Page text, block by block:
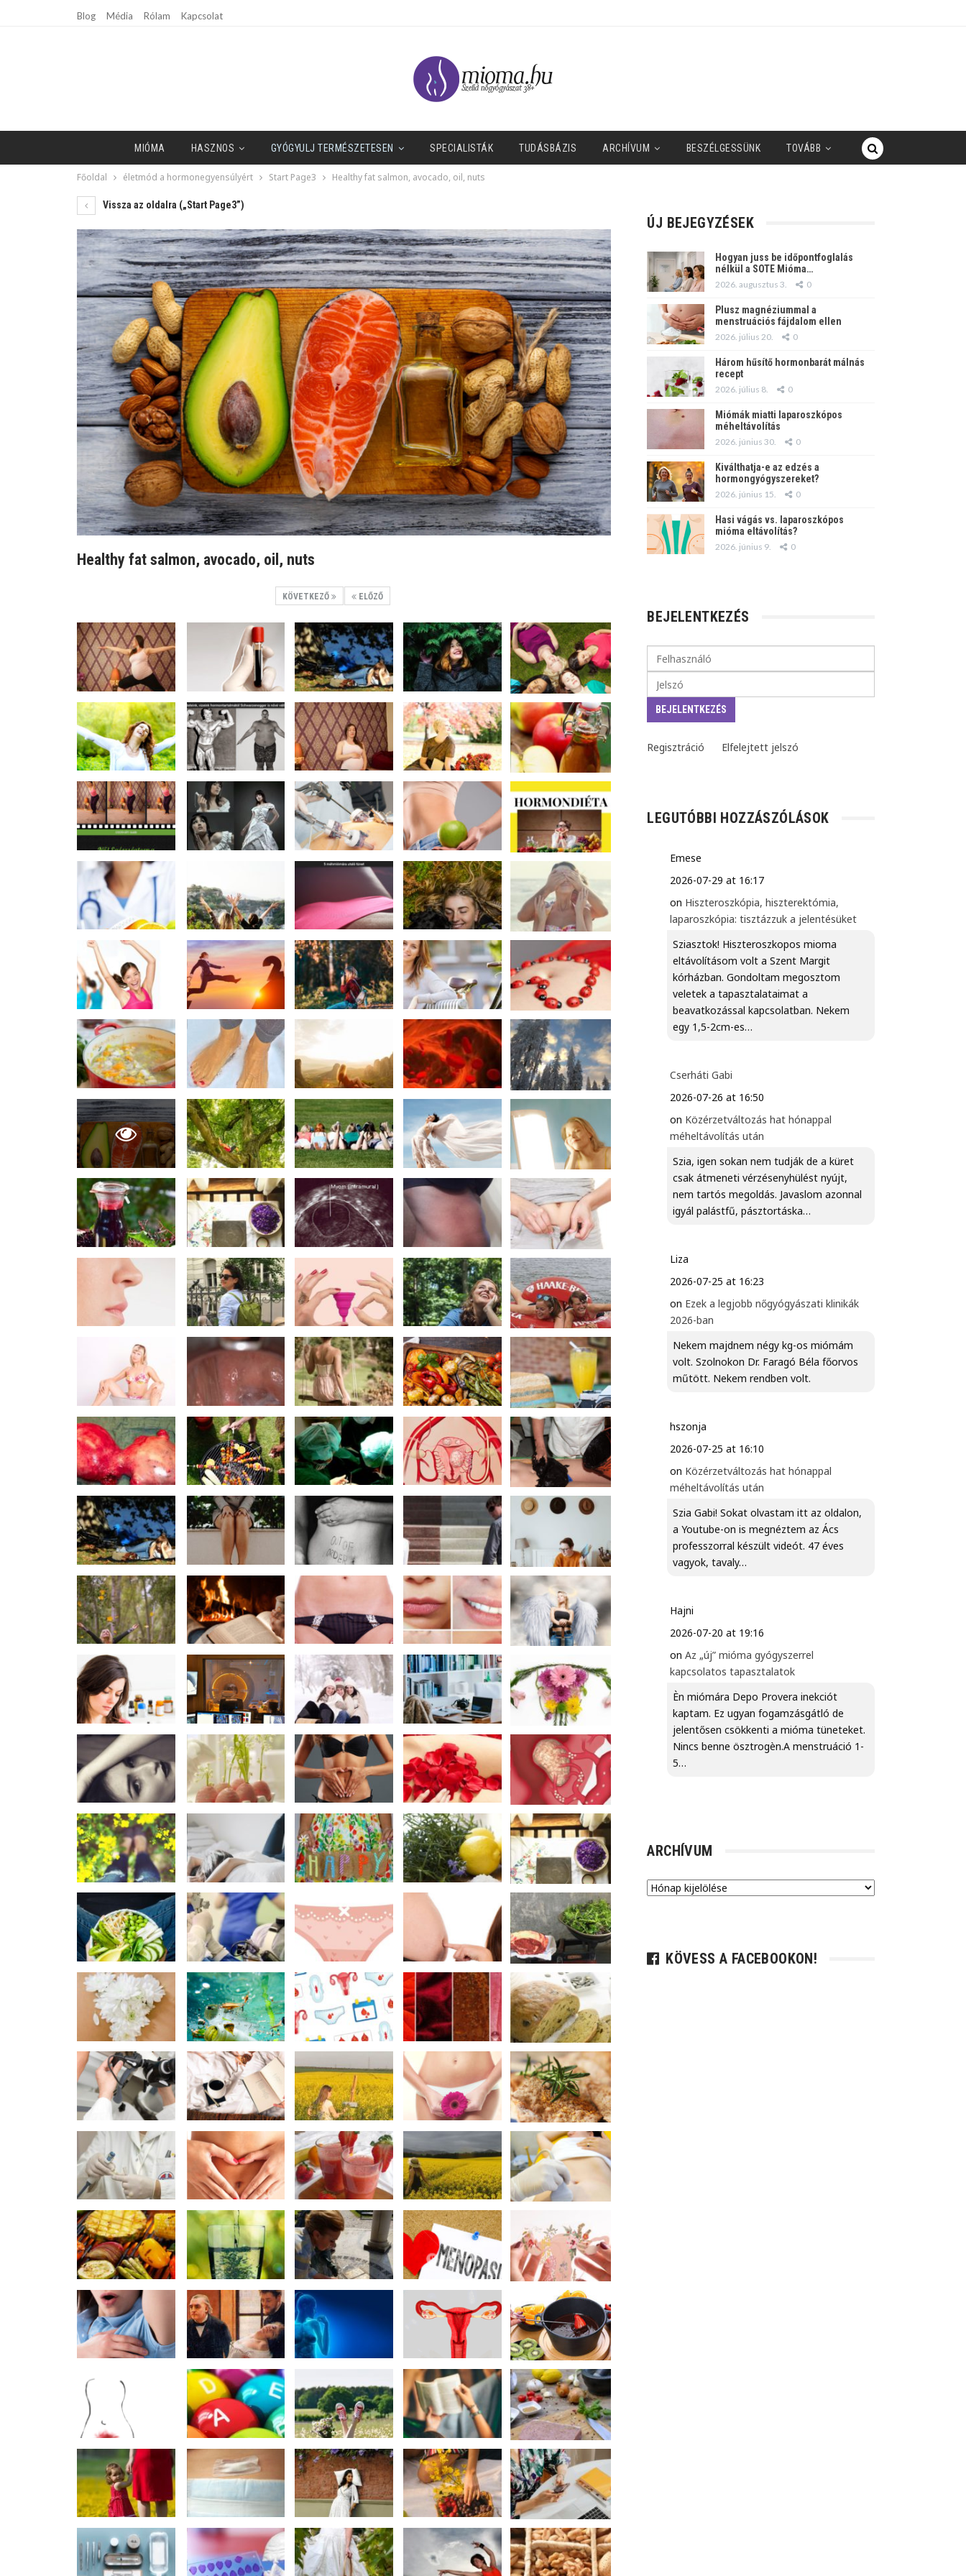
Blog Média Rólam Kapcsolat
MIÓMA HASZNOS GYÓGYULJ TERMÉSZETESEN SPECIALISTÁK TUDÁSBÁZIS ARCHÍVUM BESZÉLGESSÜNK TOVÁBB
Főoldal életmód a hormonegyensúlyért Start Page3 Healthy fat salmon, avocado, oil, nuts
Vissza az oldalra („Start Page3”)
Healthy fat salmon, avocado, oil, nuts
KÖVETKEZŐ ELŐZŐ
ÚJ BEJEGYZÉSEK
Hogyan juss be időpontfoglalás
nélkül a SOTE Mióma…
2026. augusztus 3. 0
Plusz magnéziummal a
menstruációs fájdalom ellen
2026. július 20. 0
Három hűsítő hormonbarát málnás
recept
2026. július 8. 0
Miómák miatti laparoszkópos
méheltávolítás
2026. június 30. 0
Kiválthatja-e az edzés a
hormongyógyszereket?
2026. június 15. 0
Hasi vágás vs. laparoszkópos
mióma eltávolítás?
2026. június 9. 0
BEJELENTKEZÉS
Regisztráció Elfelejtett jelszó
LEGUTÓBBI HOZZÁSZÓLÁSOK
Emese
2026-07-29 at 16:17
on Hiszteroszkópia, hiszterektómia,
laparoszkópia: tisztázzuk a jelentésüket
Sziasztok! Hiszteroszkopos mioma
eltávolításom volt a Szent Margit
kórházban. Gondoltam megosztom
veletek a tapasztalataimat a
beavatkozással kapcsolatban. Nekem
egy 1,5-2cm-es…
Cserháti Gabi
2026-07-26 at 16:50
on Közérzetváltozás hat hónappal
méheltávolítás után
Szia, igen sokan nem tudják de a küret
csak átmeneti vérzésenyhülést nyújt,
nem tartós megoldás. Javaslom azonnal
igyál palástfű, pásztortáska…
Liza
2026-07-25 at 16:23
on Ezek a legjobb nőgyógyászati klinikák
2026-ban
Nekem majdnem négy kg-os miómám
volt. Szolnokon Dr. Faragó Béla főorvos
műtött. Nekem rendben volt.
hszonja
2026-07-25 at 16:10
on Közérzetváltozás hat hónappal
méheltávolítás után
Szia Gabi! Sokat olvastam itt az oldalon,
a Youtube-on is megnéztem az Ács
professzorral készült videót. 47 éves
vagyok, tavaly…
Hajni
2026-07-20 at 19:16
onAz „új” mióma gyógyszerrel
kapcsolatos tapasztalatok
Èn miómára Depo Provera inekciót
kaptam. Ez ugyan fogamzásgátló de
jelentősen csökkenti a mióma tüneteket.
Nincs benne ösztrogèn.A menstruáció 1-
5…
ARCHÍVUM
Archívum
KÖVESS A FACEBOOKON!